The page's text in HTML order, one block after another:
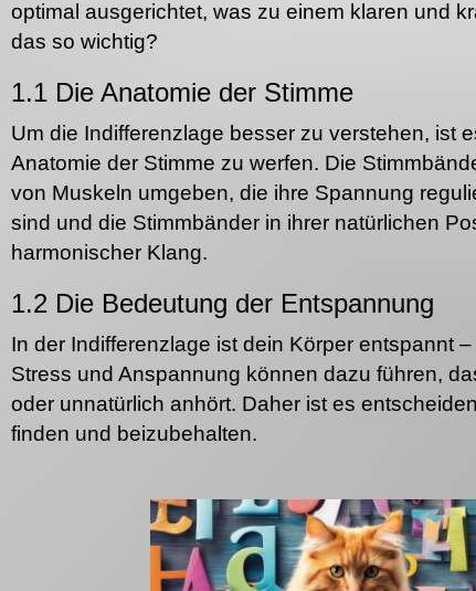
optimal ausgerichtet, was zu einem klaren und
das so wichtig?
1.1 Die Anatomie der Stimme
Um die Indifferenzlage besser zu verstehen, ist
Anatomie der Stimme zu werfen. Die
von Muskeln umgeben, die ihre Spannung
sind und die Stimmbänder in ihrer natürlichen
harmonischer Klang.
1.2 Die Bedeutung der Entspannung
In der Indifferenzlage ist dein Körper entspannt
Stress und Anspannung können dazu führen,
oder unnatürlich anhört. Daher ist es
finden und beizubehalten.